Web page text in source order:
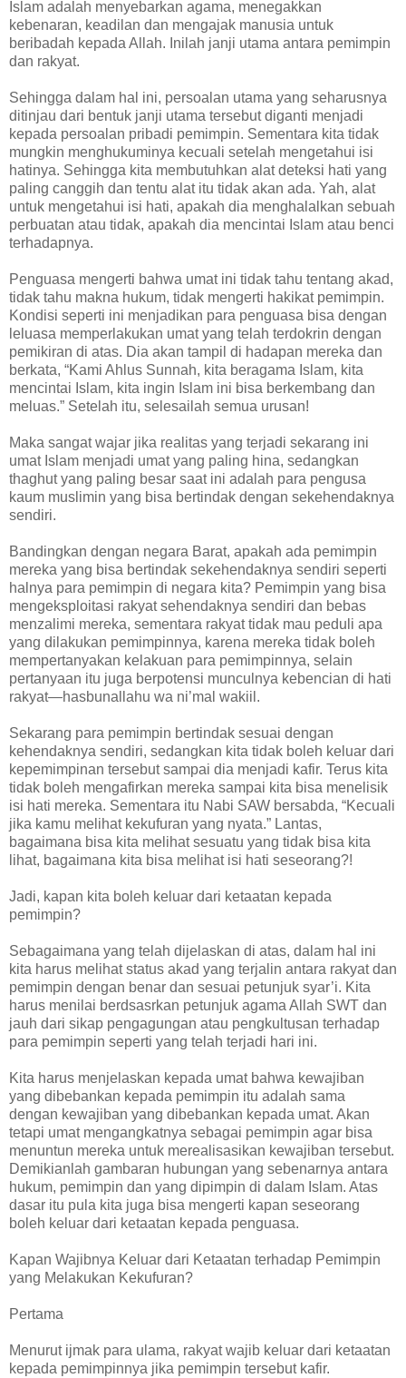
Islam adalah menyebarkan agama, menegakkan
kebenaran, keadilan dan mengajak manusia untuk
beribadah kepada Allah. Inilah janji utama antara pemimpin
dan rakyat.
Sehingga dalam hal ini, persoalan utama yang seharusnya
ditinjau dari bentuk janji utama tersebut diganti menjadi
kepada persoalan pribadi pemimpin. Sementara kita tidak
mungkin menghukuminya kecuali setelah mengetahui isi
hatinya. Sehingga kita membutuhkan alat deteksi hati yang
paling canggih dan tentu alat itu tidak akan ada. Yah, alat
untuk mengetahui isi hati, apakah dia menghalalkan sebuah
perbuatan atau tidak, apakah dia mencintai Islam atau benci
terhadapnya.
Penguasa mengerti bahwa umat ini tidak tahu tentang akad,
tidak tahu makna hukum, tidak mengerti hakikat pemimpin.
Kondisi seperti ini menjadikan para penguasa bisa dengan
leluasa memperlakukan umat yang telah terdokrin dengan
pemikiran di atas. Dia akan tampil di hadapan mereka dan
berkata, “Kami Ahlus Sunnah, kita beragama Islam, kita
mencintai Islam, kita ingin Islam ini bisa berkembang dan
meluas.” Setelah itu, selesailah semua urusan!
Maka sangat wajar jika realitas yang terjadi sekarang ini
umat Islam menjadi umat yang paling hina, sedangkan
thaghut yang paling besar saat ini adalah para pengusa
kaum muslimin yang bisa bertindak dengan sekehendaknya
sendiri.
Bandingkan dengan negara Barat, apakah ada pemimpin
mereka yang bisa bertindak sekehendaknya sendiri seperti
halnya para pemimpin di negara kita? Pemimpin yang bisa
mengeksploitasi rakyat sehendaknya sendiri dan bebas
menzalimi mereka, sementara rakyat tidak mau peduli apa
yang dilakukan pemimpinnya, karena mereka tidak boleh
mempertanyakan kelakuan para pemimpinnya, selain
pertanyaan itu juga berpotensi munculnya kebencian di hati
rakyat—hasbunallahu wa ni’mal wakiil.
Sekarang para pemimpin bertindak sesuai dengan
kehendaknya sendiri, sedangkan kita tidak boleh keluar dari
kepemimpinan tersebut sampai dia menjadi kafir. Terus kita
tidak boleh mengafirkan mereka sampai kita bisa menelisik
isi hati mereka. Sementara itu Nabi SAW bersabda, “Kecuali
jika kamu melihat kekufuran yang nyata.” Lantas,
bagaimana bisa kita melihat sesuatu yang tidak bisa kita
lihat, bagaimana kita bisa melihat isi hati seseorang?!
Jadi, kapan kita boleh keluar dari ketaatan kepada
pemimpin?
Sebagaimana yang telah dijelaskan di atas, dalam hal ini
kita harus melihat status akad yang terjalin antara rakyat dan
pemimpin dengan benar dan sesuai petunjuk syar’i. Kita
harus menilai berdsasrkan petunjuk agama Allah SWT dan
jauh dari sikap pengagungan atau pengkultusan terhadap
para pemimpin seperti yang telah terjadi hari ini.
Kita harus menjelaskan kepada umat bahwa kewajiban
yang dibebankan kepada pemimpin itu adalah sama
dengan kewajiban yang dibebankan kepada umat. Akan
tetapi umat mengangkatnya sebagai pemimpin agar bisa
menuntun mereka untuk merealisasikan kewajiban tersebut.
Demikianlah gambaran hubungan yang sebenarnya antara
hukum, pemimpin dan yang dipimpin di dalam Islam. Atas
dasar itu pula kita juga bisa mengerti kapan seseorang
boleh keluar dari ketaatan kepada penguasa.
Kapan Wajibnya Keluar dari Ketaatan terhadap Pemimpin
yang Melakukan Kekufuran?
Pertama
Menurut ijmak para ulama, rakyat wajib keluar dari ketaatan
kepada pemimpinnya jika pemimpin tersebut kafir.